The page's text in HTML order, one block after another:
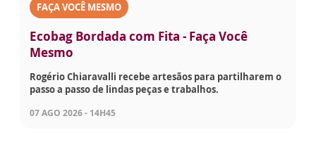
FAÇA VOCÊ MESMO
Ecobag Bordada com Fita - Faça Você
Mesmo
Rogério Chiaravalli recebe artesãos para partilharem o
passo a passo de lindas peças e trabalhos.
07 AGO 2026 - 14H45